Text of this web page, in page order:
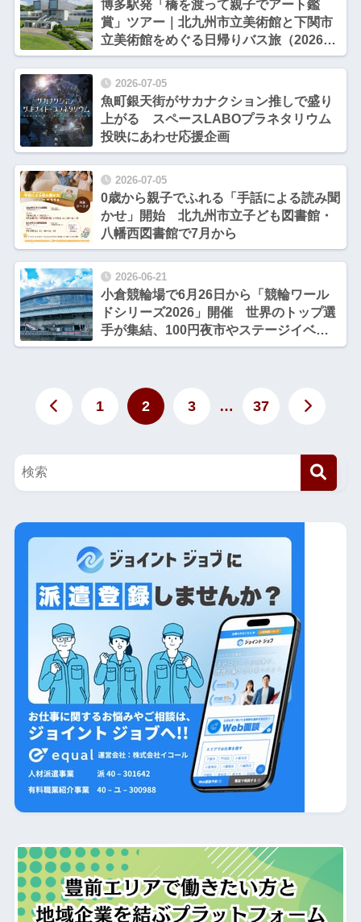
博多駅発「橋を渡って親子でアート鑑
賞」ツアー｜北九州市立美術館と下関市
立美術館をめぐる日帰りバス旅（2026年
7月25日）
2026-07-05
魚町銀天街がサカナクション推しで盛り
上がる スペースLABOプラネタリウム
投映にあわせ応援企画
2026-07-05
0歳から親子でふれる「手話による読み聞
かせ」開始 北九州市立子ども図書館・
八幡西図書館で7月から
2026-06-21
小倉競輪場で6月26日から「競輪ワール
ドシリーズ2026」開催 世界のトップ選
手が集結、100円夜市やステージイベン
トも
1 2 3 … 37